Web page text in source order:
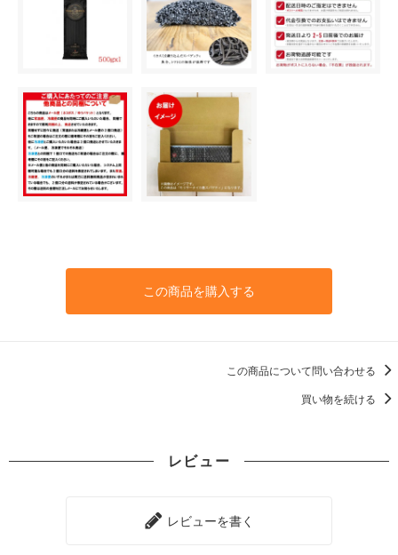
この商品を購入する
この商品について問い合わせる
買い物を続ける
レビュー
レビューを書く